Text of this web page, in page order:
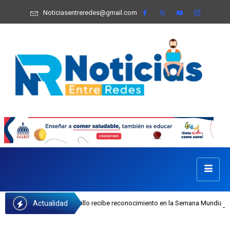
Noticiasentreredes@gmail.com
Actualidad
Castillo recibe reconocimiento en la Semana Mundial de la Lactancia